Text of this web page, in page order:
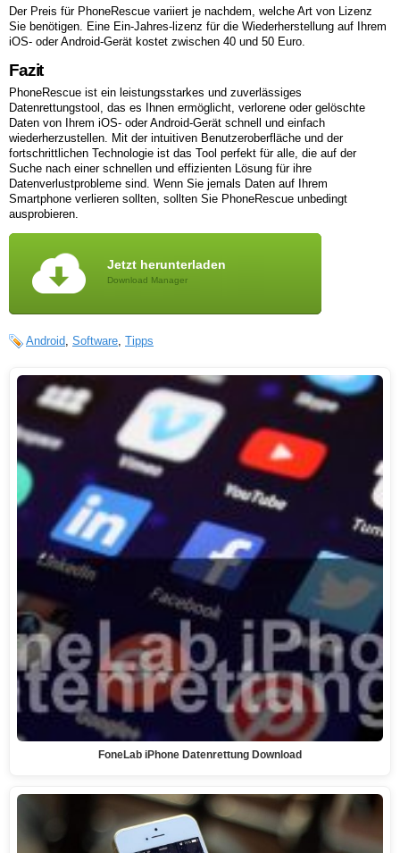
Der Preis für PhoneRescue variiert je nachdem, welche Art von Lizenz
Sie benötigen. Eine Ein-Jahres-lizenz für die Wiederherstellung auf Ihrem
iOS- oder Android-Gerät kostet zwischen 40 und 50 Euro.
Fazit
PhoneRescue ist ein leistungsstarkes und zuverlässiges
Datenrettungstool, das es Ihnen ermöglicht, verlorene oder gelöschte
Daten von Ihrem iOS- oder Android-Gerät schnell und einfach
wiederherzustellen. Mit der intuitiven Benutzeroberfläche und der
fortschrittlichen Technologie ist das Tool perfekt für alle, die auf der
Suche nach einer schnellen und effizienten Lösung für ihre
Datenverlustprobleme sind. Wenn Sie jemals Daten auf Ihrem
Smartphone verlieren sollten, sollten Sie PhoneRescue unbedingt
ausprobieren.
Jetzt herunterladen
Download Manager
Android Software Tipps
FoneLab iPhone Datenrettung Download